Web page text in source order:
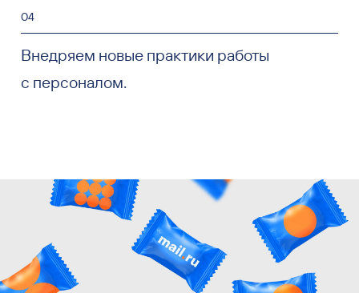
04
Внедряем новые практики работы
с персоналом.